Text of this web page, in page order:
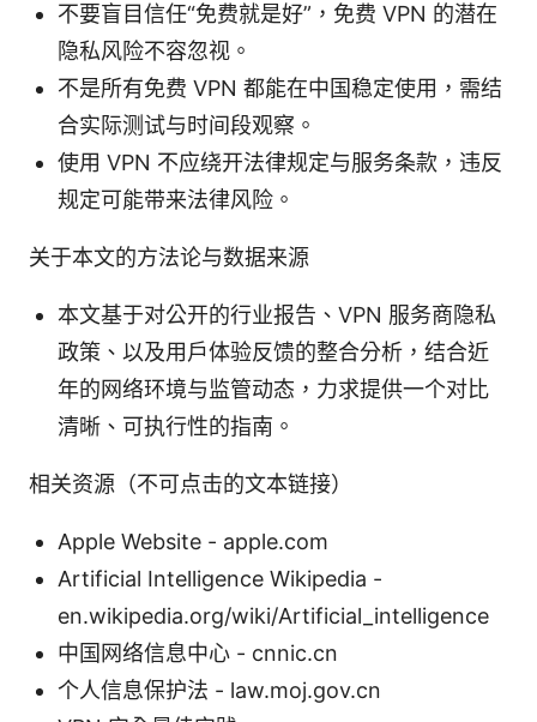
不要盲目信任“免费就是好”，免费 VPN 的潜在
隐私风险不容忽视。
不是所有免费 VPN 都能在中国稳定使用，需结
合实际测试与时间段观察。
使用 VPN 不应绕开法律规定与服务条款，违反
规定可能带来法律风险。
关于本文的方法论与数据来源
本文基于对公开的行业报告、VPN 服务商隐私
政策、以及用户体验反馈的整合分析，结合近
年的网络环境与监管动态，力求提供一个对比
清晰、可执行性的指南。
相关资源（不可点击的文本链接）
Apple Website - apple.com
Artificial Intelligence Wikipedia -
en.wikipedia.org/wiki/Artificial_intelligence
中国网络信息中心 - cnnic.cn
个人信息保护法 - law.moj.gov.cn